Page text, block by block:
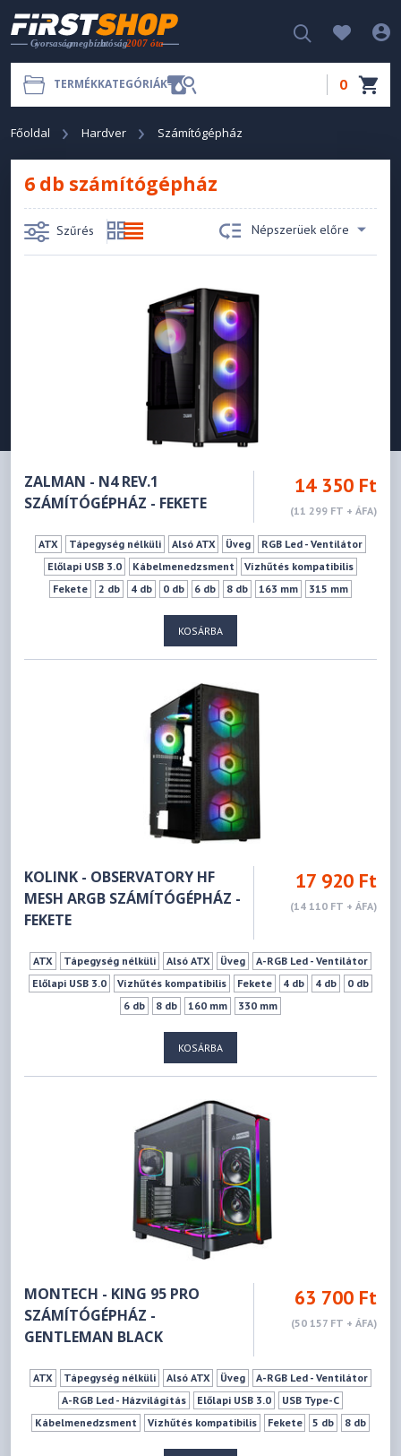
TERMÉKKATEGÓRIÁK 0
Főoldal Hardver Számítógépház
6 db számítógépház
Szűrés Népszerüek előre
ZALMAN - N4 REV.1
SZÁMÍTÓGÉPHÁZ - FEKETE
14 350 Ft
(11 299 FT + ÁFA)
ATX Tápegység nélküli Alsó ATX Üveg
RGB Led - Ventilátor
Előlapi USB 3.0
Kábelmenedzsment
Vízhűtés kompatibilis
Fekete
2 db 4 db 0 db 6 db 8 db 163 mm 315 mm
KOSÁRBA
KOLINK - OBSERVATORY HF
MESH ARGB SZÁMÍTÓGÉPHÁZ -
FEKETE
17 920 Ft
(14 110 FT + ÁFA)
ATX Tápegység nélküli Alsó ATX Üveg
A-RGB Led - Ventilátor
Előlapi USB 3.0
Vízhűtés kompatibilis Fekete 4 db 4 db
0 db
6 db
8 db 160 mm 330 mm
KOSÁRBA
MONTECH - KING 95 PRO
SZÁMÍTÓGÉPHÁZ -
GENTLEMAN BLACK
63 700 Ft
(50 157 FT + ÁFA)
ATX Tápegység nélküli Alsó ATX Üveg
A-RGB Led - Ventilátor
A-RGB Led - Házvilágítás
Előlapi USB 3.0
USB Type-C
Kábelmenedzsment
Vízhűtés kompatibilis Fekete 5 db
8 db